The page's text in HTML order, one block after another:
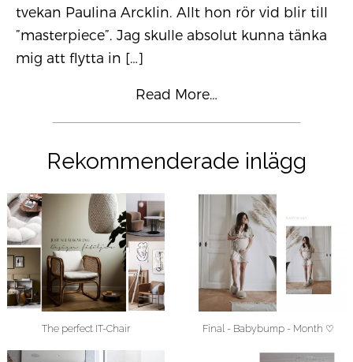
tvekan Paulina Arcklin. Allt hon rör vid blir till
”masterpiece”. Jag skulle absolut kunna tänka
mig att flytta in […]
Read More…
Rekommenderade inlägg
The perfect IT-Chair Final - Babybump - Month ♡